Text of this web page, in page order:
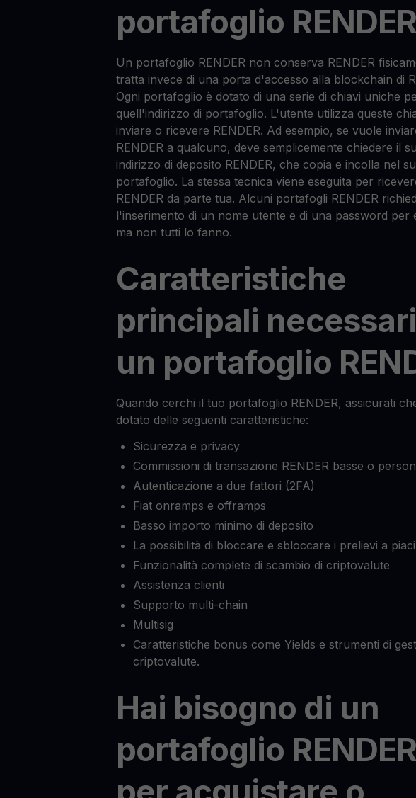
portafoglio
Un portafoglio RENDER non conserva RENDER
tratta invece di una porta d'accesso alla blockchain di
Ogni portafoglio è dotato di una serie di chiavi uniche
quell'indirizzo di portafoglio. L'utente utilizza queste
inviare o ricevere RENDER. Ad esempio, se vuole
RENDER a qualcuno, deve semplicemente chiedere il
indirizzo di deposito RENDER, che copia e incolla nel
portafoglio. La stessa tecnica viene eseguita per
RENDER da parte tua. Alcuni portafogli RENDER
l'inserimento di un nome utente e di una password per
ma non tutti lo fanno.
Caratteristiche
principali
un portafoglio
Quando cerchi il tuo portafoglio RENDER, assicurati
dotato delle seguenti caratteristiche:
Sicurezza e privacy
Commissioni di transazione RENDER basse o
Autenticazione a due fattori (2FA)
Fiat onramps e offramps
Basso importo minimo di deposito
La possibilità di bloccare e sbloccare i prelievi a
Funzionalità complete di scambio di criptovalute
Assistenza clienti
Supporto multi-chain
Multisig
Caratteristiche bonus come Yields e strumenti di
criptovalute.
Hai bisogno di un
portafoglio RENDER